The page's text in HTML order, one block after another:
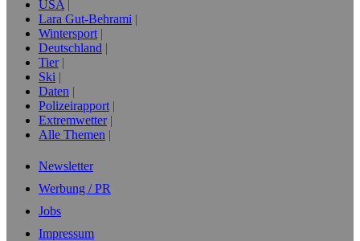
USA
Lara Gut-Behrami
Wintersport
Deutschland
Tier
Ski
Daten
Polizeirapport
Extremwetter
Alle Themen
Newsletter
Werbung / PR
Jobs
Impressum